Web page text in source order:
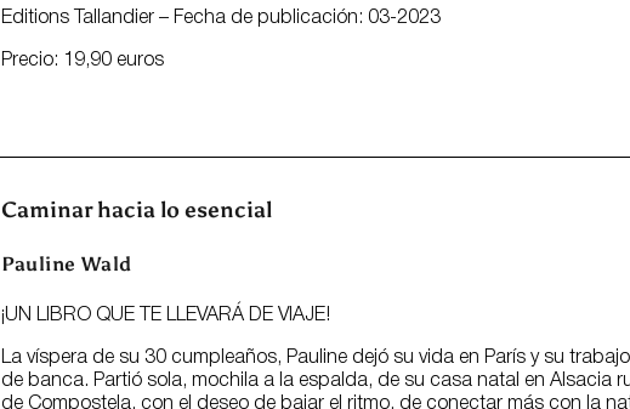
Editions Tallandier – Fecha de publicación: 03-2023
Precio: 19,90 euros
Caminar hacia lo esencial
Pauline Wald
¡UN LIBRO QUE TE LLEVARÁ DE VIAJE!
La víspera de su 30 cumpleaños, Pauline dejó su vida en París y su
de banca. Partió sola, mochila a la espalda, de su casa natal en Alsacia
de Compostela, con el deseo de bajar el ritmo, de conectar más con la